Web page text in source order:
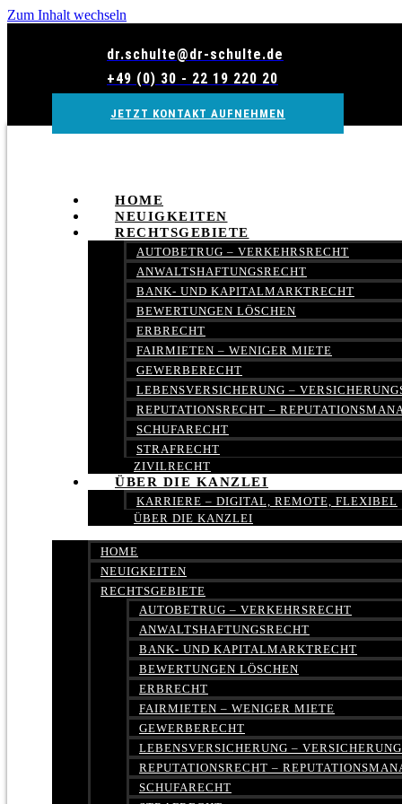
Zum Inhalt wechseln
dr.schulte@dr-schulte.de
+49 (0) 30 - 22 19 220 20
JETZT KONTAKT AUFNEHMEN
HOME
NEUIGKEITEN
RECHTSGEBIETE
AUTOBETRUG – VERKEHRSRECHT
ANWALTSHAFTUNGSRECHT
BANK- UND KAPITALMARKTRECHT
BEWERTUNGEN LÖSCHEN
ERBRECHT
FAIRMIETEN – WENIGER MIETE
GEWERBERECHT
LEBENSVERSICHERUNG –
REPUTATIONSRECHT –
SCHUFARECHT
STRAFRECHT
ZIVILRECHT
ÜBER DIE KANZLEI
KARRIERE – DIGITAL, REMOTE, FLEXIBEL
ÜBER DIE KANZLEI
HOME
NEUIGKEITEN
RECHTSGEBIETE
AUTOBETRUG – VERKEHRSRECHT
ANWALTSHAFTUNGSRECHT
BANK- UND KAPITALMARKTRECHT
BEWERTUNGEN LÖSCHEN
ERBRECHT
FAIRMIETEN – WENIGER MIETE
GEWERBERECHT
LEBENSVERSICHERUNG –
REPUTATIONSRECHT –
SCHUFARECHT